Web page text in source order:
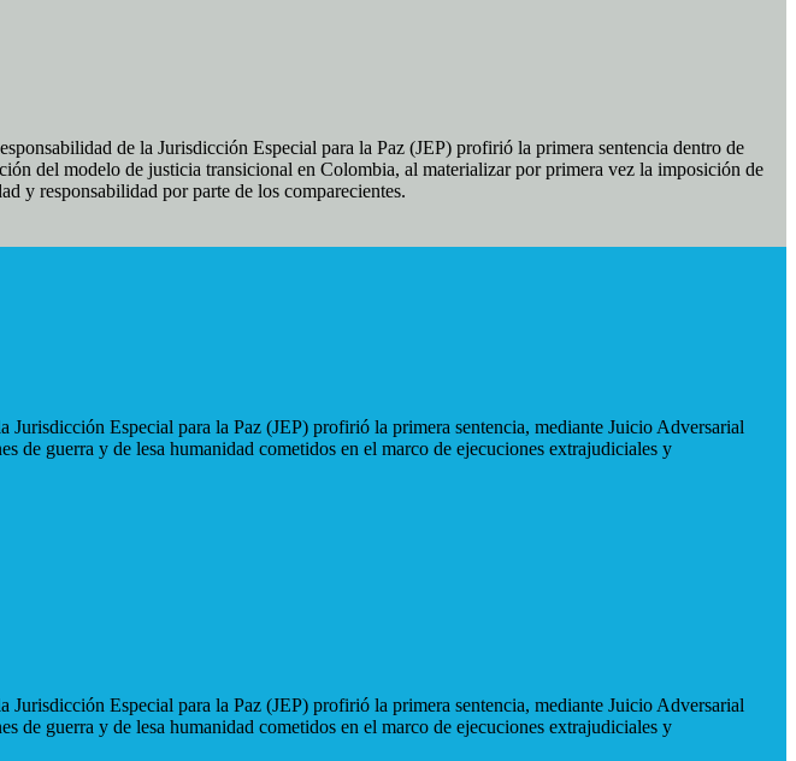
de la Jurisdicción Especial para la Paz (JEP) profirió la primera sentencia dentro de
del modelo de justicia transicional en Colombia, al materializar por primera vez la imposición de
y responsabilidad por parte de los comparecientes.
Especial para la Paz (JEP) profirió la primera sentencia, mediante Juicio Adversarial
guerra y de lesa humanidad cometidos en el marco de ejecuciones extrajudiciales y
Especial para la Paz (JEP) profirió la primera sentencia, mediante Juicio Adversarial
guerra y de lesa humanidad cometidos en el marco de ejecuciones extrajudiciales y